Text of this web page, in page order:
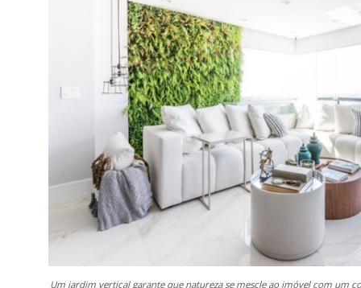
Um jardim vertical garante que natureza se mescle ao imóvel com um